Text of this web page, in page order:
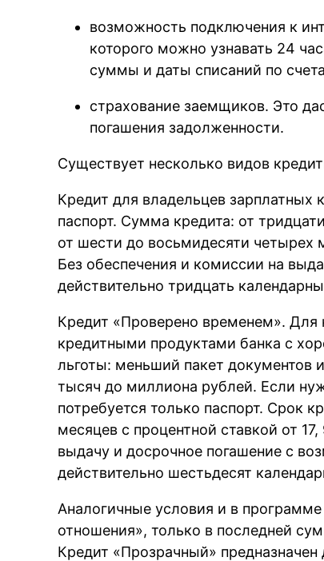
возможность подключения к
которого можно узнавать 24
суммы и даты списаний по
страхование заемщиков. Это
погашения задолженности.
Существует несколько видов
Кредит для владельцев зарплатных
паспорт. Сумма кредита: от
от шести до восьмидесяти четырех
Без обеспечения и комиссии на
действительно тридцать
Кредит «Проверено временем». Для
кредитными продуктами банка с
льготы: меньший пакет документов
тысяч до миллиона рублей. Если
потребуется только паспорт. Срок
месяцев с процентной ставкой от
выдачу и досрочное погашение с
действительно шестьдесят
Аналогичные условия и в
отношения», только в последней
Кредит «Прозрачный»